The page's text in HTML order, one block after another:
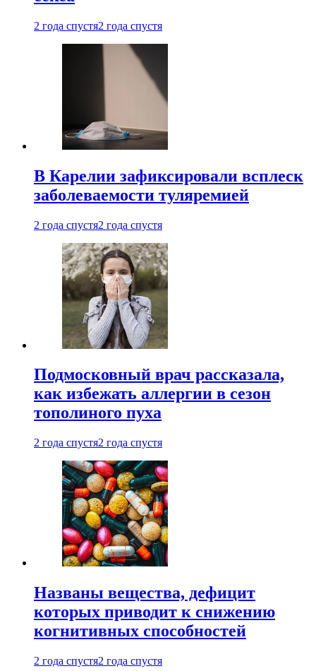
2 года спустя2 года спустя
В Карелии зафиксировали всплеск
заболеваемости туляремией
2 года спустя2 года спустя
Подмосковный врач рассказала,
как избежать аллергии в сезон
тополиного пуха
2 года спустя2 года спустя
Названы вещества, дефицит
которых приводит к снижению
когнитивных способностей
2 года спустя2 года спустя